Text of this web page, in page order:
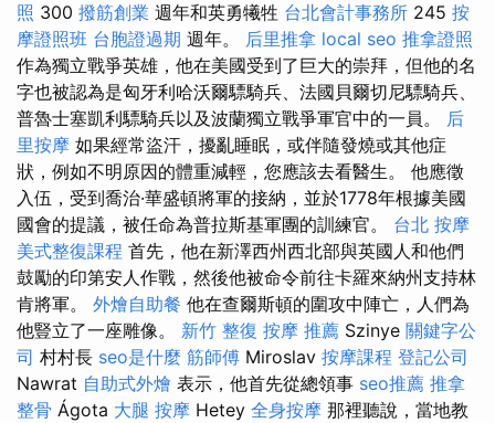
照 300 撥筋創業 週年和英勇犧牲 台北會計事務所 245 按
摩證照班 台胞證過期 週年。 后里推拿 local seo 推拿證照
作為獨立戰爭英雄，他在美國受到了巨大的崇拜，但他的名
字也被認為是匈牙利哈沃爾驃騎兵、法國貝爾切尼驃騎兵、
普魯士塞凱利驃騎兵以及波蘭獨立戰爭軍官中的一員。 后
里按摩 如果經常盜汗，擾亂睡眠，或伴隨發燒或其他症
狀，例如不明原因的體重減輕，您應該去看醫生。 他應徵
入伍，受到喬治·華盛頓將軍的接納，並於1778年根據美國
國會的提議，被任命為普拉斯基軍團的訓練官。 台北 按摩
美式整復課程 首先，他在新澤西州西北部與英國人和他們
鼓勵的印第安人作戰，然後他被命令前往卡羅來納州支持林
肯將軍。 外燴自助餐 他在查爾斯頓的圍攻中陣亡，人們為
他豎立了一座雕像。 新竹 整復 按摩 推薦 Szinye 關鍵字公
司 村村長 seo是什麼 筋師傅 Miroslav 按摩課程 登記公司
Nawrat 自助式外燴 表示，他首先從總領事 seo推薦 推拿
整骨 Ágota 大腿 按摩 Hetey 全身按摩 那裡聽說，當地教